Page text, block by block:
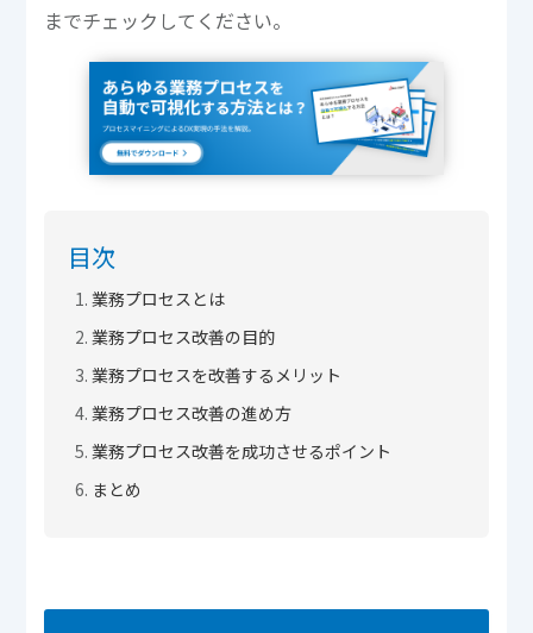
までチェックしてください。
目次
業務プロセスとは
業務プロセス改善の目的
業務プロセスを改善するメリット
業務プロセス改善の進め方
業務プロセス改善を成功させるポイント
まとめ